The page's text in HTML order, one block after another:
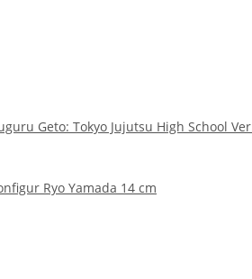
Geto: Tokyo Jujutsu High School